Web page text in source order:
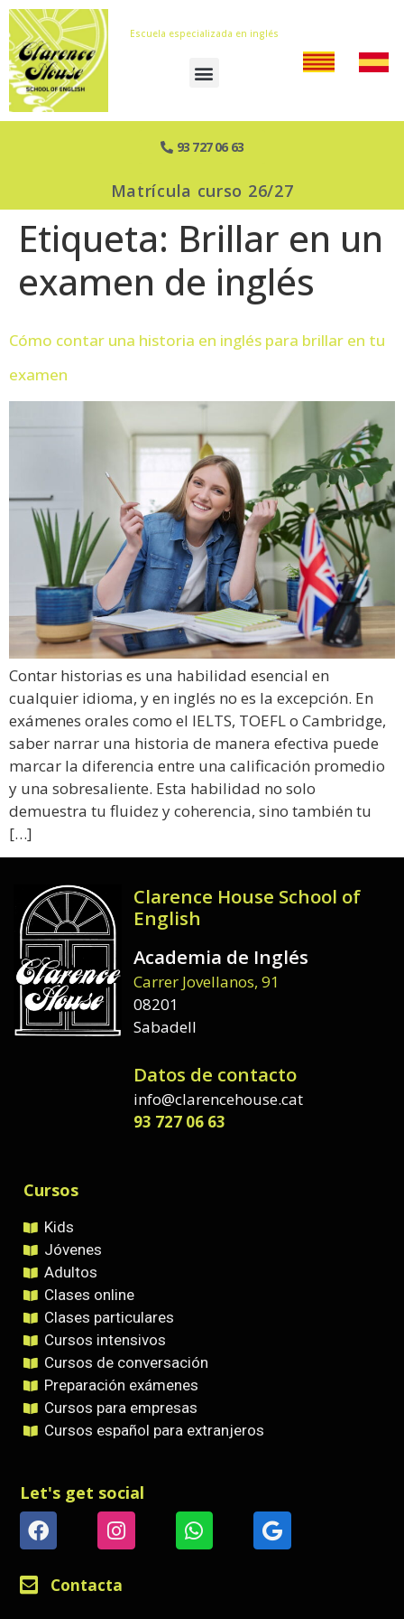
Escuela especializada en inglés
93 727 06 63
Matrícula curso 26/27
Etiqueta: Brillar en un
examen de inglés
Cómo contar una historia en inglés para brillar en tu
examen
Contar historias es una habilidad esencial en
cualquier idioma, y en inglés no es la excepción. En
exámenes orales como el IELTS, TOEFL o Cambridge,
saber narrar una historia de manera efectiva puede
marcar la diferencia entre una calificación promedio
y una sobresaliente. Esta habilidad no solo
demuestra tu fluidez y coherencia, sino también tu
[…]
Clarence House School of
English
Academia de Inglés
Carrer Jovellanos, 91
08201
Sabadell
Datos de contacto
info@clarencehouse.cat
93 727 06 63
Cursos
Kids
Jóvenes
Adultos
Clases online
Clases particulares
Cursos intensivos
Cursos de conversación
Preparación exámenes
Cursos para empresas
Cursos español para extranjeros
Let's get social
Contacta